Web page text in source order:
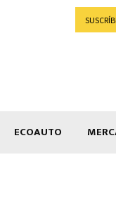
ECOAUTO